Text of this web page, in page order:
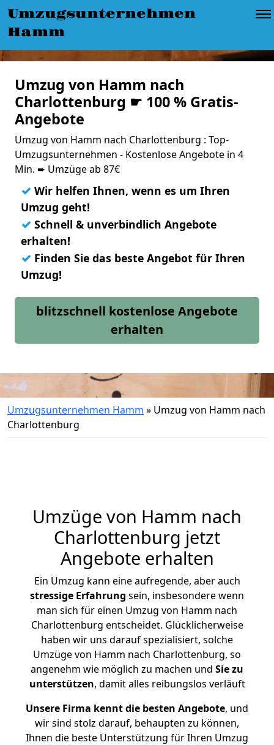
Umzugsunternehmen
Hamm
Umzug von Hamm nach
Charlottenburg ☛ 100 % Gratis-
Angebote
Umzug von Hamm nach Charlottenburg : Top-
Umzugsunternehmen - Kostenlose Angebote in 4
Min. ➨ Umzüge ab 87€
✓ Wir helfen Ihnen, wenn es um Ihren
Umzug geht!
✓ Schnell & unverbindlich Angebote
erhalten!
✓ Finden Sie das beste Angebot für Ihren
Umzug!
blitzschnell kostenlose Angebote
erhalten
Umzugsunternehmen Hamm » Umzug von Hamm nach
Charlottenburg
Umzüge von Hamm nach
Charlottenburg jetzt
Angebote erhalten
Ein Umzug kann eine aufregende, aber auch
stressige Erfahrung sein, insbesondere wenn
man sich für einen Umzug von Hamm nach
Charlottenburg entscheidet. Glücklicherweise
haben wir uns darauf spezialisiert, solche
Umzüge von Hamm nach Charlottenburg, so
angenehm wie möglich zu machen und Sie zu
unterstützen, damit alles reibungslos verläuft
Unsere Firma kennt die besten Angebote, und
wir sind stolz darauf, behaupten zu können,
Ihnen die beste Unterstützung für Ihren Umzug